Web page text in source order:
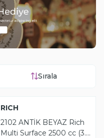
Sırala
Tükendi
YENI
RICH
2102 ANTİK BEYAZ Rich
Multi Surface 2500 cc (3.5